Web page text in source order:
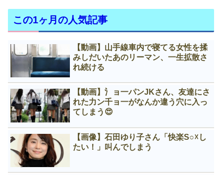
この1ヶ月の人気記事
【動画】山手線車内で寝てる女性を揉
みしだいたあのリーマン、一生拡散さ
れ続ける
【動画】氵ョ一パンJKさん、友達にさ
れた力ン千ョ一がなんか違う穴に入っ
てしまう😍
【画像】石田ゆり子さん「快楽S○☓し
たい！」叫んでしまう